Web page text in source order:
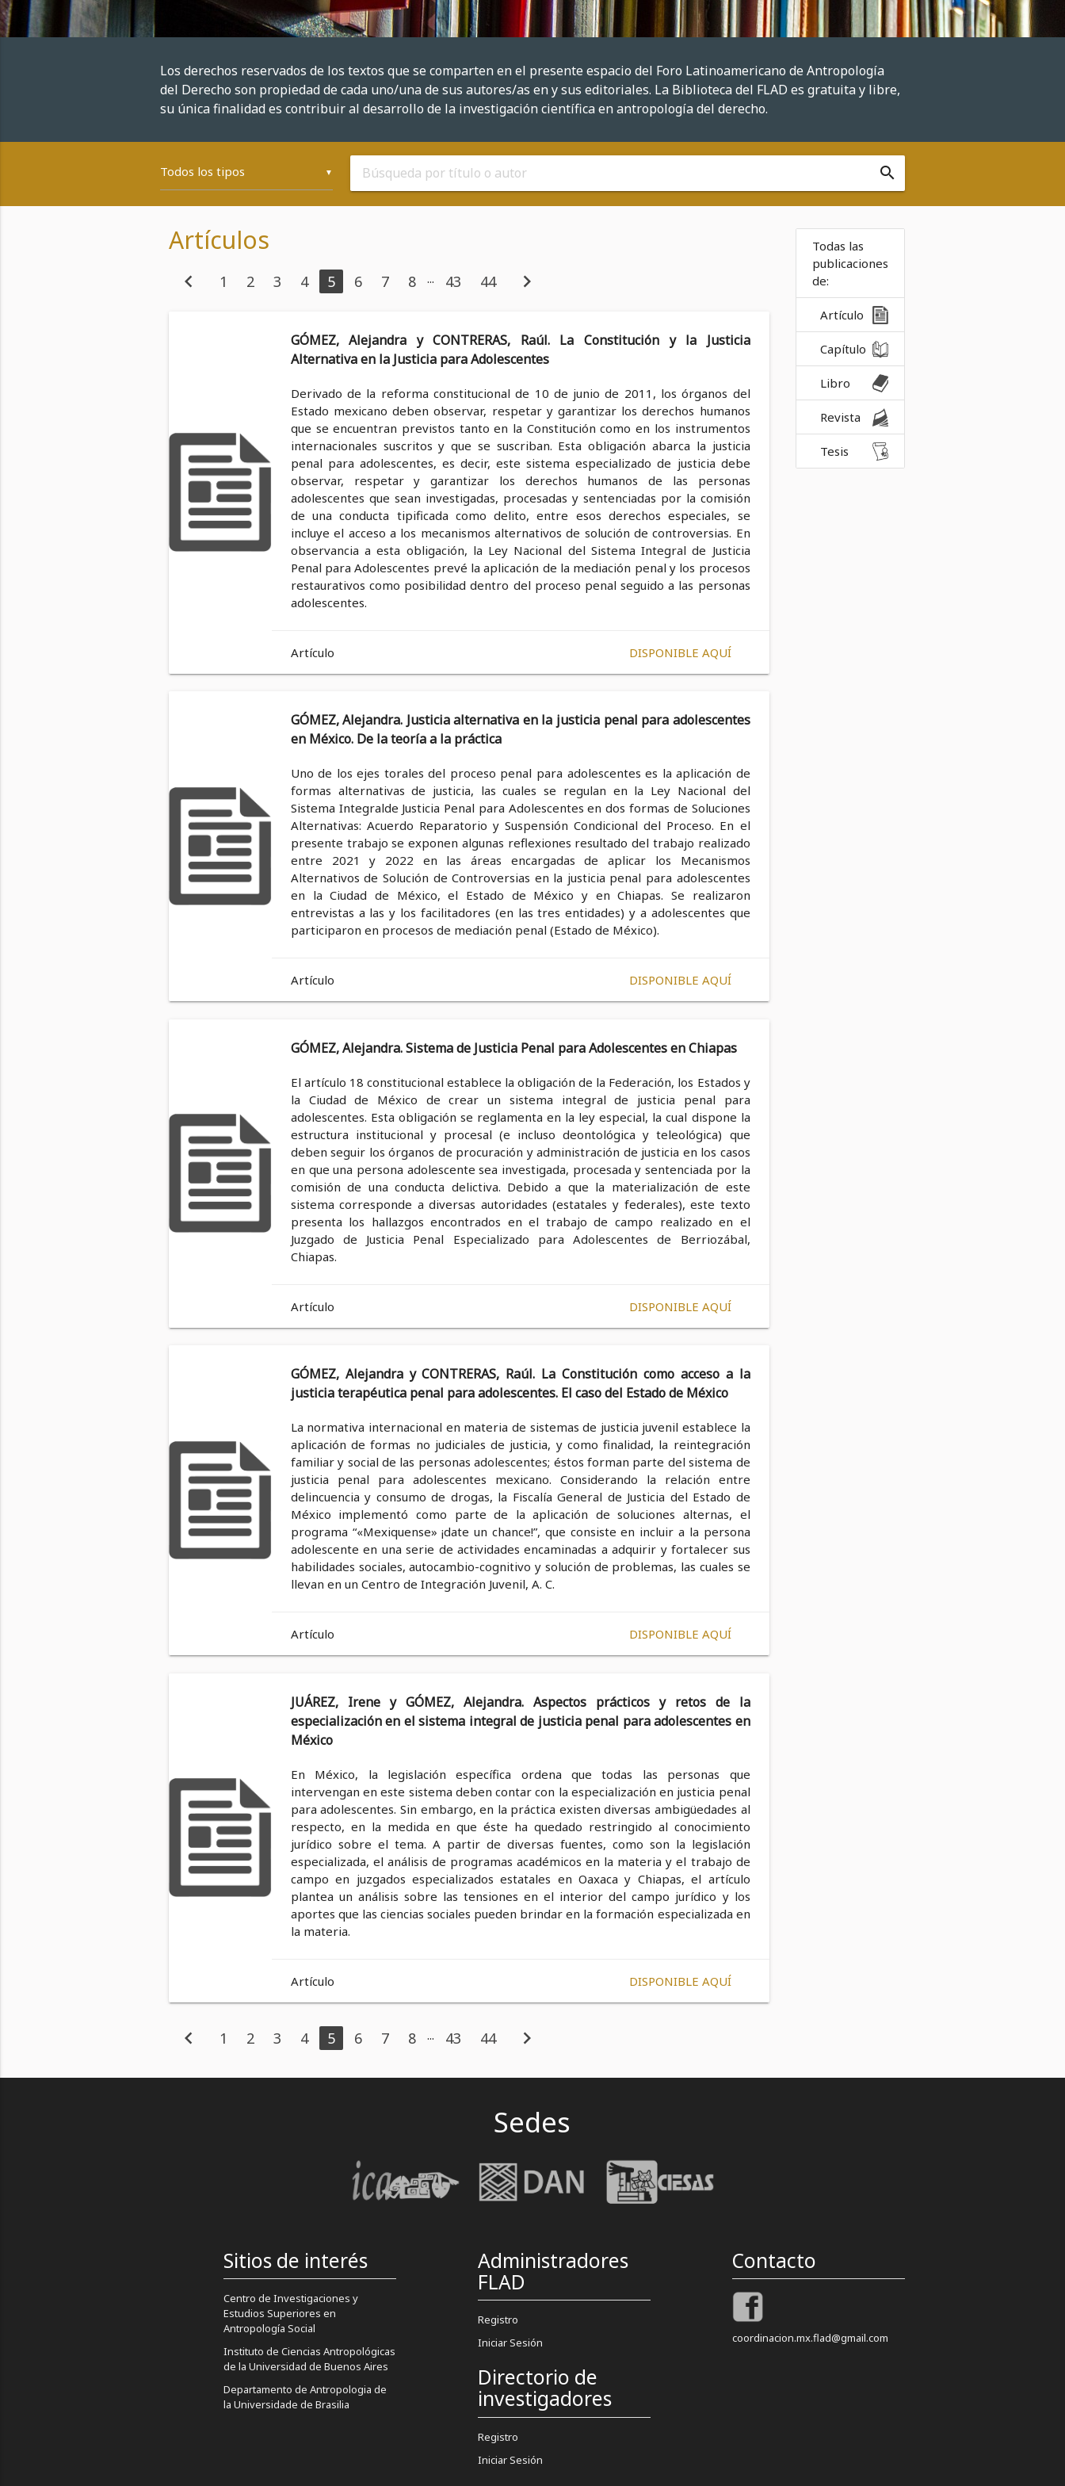
Los derechos reservados de los textos que se comparten en el presente espacio del Foro Latinoamericano de Antropología
del Derecho son propiedad de cada uno/una de sus autores/as en y sus editoriales. La Biblioteca del FLAD es gratuita y libre,
su única finalidad es contribuir al desarrollo de la investigación científica en antropología del derecho.
▼ search
Artículos
chevron_left 1 2 3 4 5 6 7 8 ... 43 44 chevron_right
GÓMEZ, Alejandra y CONTRERAS, Raúl. La Constitución y la Justicia
Alternativa en la Justicia para Adolescentes
Derivado de la reforma constitucional de 10 de junio de 2011, los órganos del
Estado mexicano deben observar, respetar y garantizar los derechos humanos
que se encuentran previstos tanto en la Constitución como en los instrumentos
internacionales suscritos y que se suscriban. Esta obligación abarca la justicia
penal para adolescentes, es decir, este sistema especializado de justicia debe
observar, respetar y garantizar los derechos humanos de las personas
adolescentes que sean investigadas, procesadas y sentenciadas por la comisión
de una conducta tipificada como delito, entre esos derechos especiales, se
incluye el acceso a los mecanismos alternativos de solución de controversias. En
observancia a esta obligación, la Ley Nacional del Sistema Integral de Justicia
Penal para Adolescentes prevé la aplicación de la mediación penal y los procesos
restaurativos como posibilidad dentro del proceso penal seguido a las personas
adolescentes.
Artículo DISPONIBLE AQUÍ
GÓMEZ, Alejandra. Justicia alternativa en la justicia penal para adolescentes
en México. De la teoría a la práctica
Uno de los ejes torales del proceso penal para adolescentes es la aplicación de
formas alternativas de justicia, las cuales se regulan en la Ley Nacional del
Sistema Integralde Justicia Penal para Adolescentes en dos formas de Soluciones
Alternativas: Acuerdo Reparatorio y Suspensión Condicional del Proceso. En el
presente trabajo se exponen algunas reflexiones resultado del trabajo realizado
entre 2021 y 2022 en las áreas encargadas de aplicar los Mecanismos
Alternativos de Solución de Controversias en la justicia penal para adolescentes
en la Ciudad de México, el Estado de México y en Chiapas. Se realizaron
entrevistas a las y los facilitadores (en las tres entidades) y a adolescentes que
participaron en procesos de mediación penal (Estado de México).
Artículo DISPONIBLE AQUÍ
GÓMEZ, Alejandra. Sistema de Justicia Penal para Adolescentes en Chiapas
El artículo 18 constitucional establece la obligación de la Federación, los Estados y
la Ciudad de México de crear un sistema integral de justicia penal para
adolescentes. Esta obligación se reglamenta en la ley especial, la cual dispone la
estructura institucional y procesal (e incluso deontológica y teleológica) que
deben seguir los órganos de procuración y administración de justicia en los casos
en que una persona adolescente sea investigada, procesada y sentenciada por la
comisión de una conducta delictiva. Debido a que la materialización de este
sistema corresponde a diversas autoridades (estatales y federales), este texto
presenta los hallazgos encontrados en el trabajo de campo realizado en el
Juzgado de Justicia Penal Especializado para Adolescentes de Berriozábal,
Chiapas.
Artículo DISPONIBLE AQUÍ
GÓMEZ, Alejandra y CONTRERAS, Raúl. La Constitución como acceso a la
justicia terapéutica penal para adolescentes. El caso del Estado de México
La normativa internacional en materia de sistemas de justicia juvenil establece la
aplicación de formas no judiciales de justicia, y como finalidad, la reintegración
familiar y social de las personas adolescentes; éstos forman parte del sistema de
justicia penal para adolescentes mexicano. Considerando la relación entre
delincuencia y consumo de drogas, la Fiscalía General de Justicia del Estado de
México implementó como parte de la aplicación de soluciones alternas, el
programa “«Mexiquense» ¡date un chance!”, que consiste en incluir a la persona
adolescente en una serie de actividades encaminadas a adquirir y fortalecer sus
habilidades sociales, autocambio-cognitivo y solución de problemas, las cuales se
llevan en un Centro de Integración Juvenil, A. C.
Artículo DISPONIBLE AQUÍ
JUÁREZ, Irene y GÓMEZ, Alejandra. Aspectos prácticos y retos de la
especialización en el sistema integral de justicia penal para adolescentes en
México
En México, la legislación específica ordena que todas las personas que
intervengan en este sistema deben contar con la especialización en justicia penal
para adolescentes. Sin embargo, en la práctica existen diversas ambigüedades al
respecto, en la medida en que éste ha quedado restringido al conocimiento
jurídico sobre el tema. A partir de diversas fuentes, como son la legislación
especializada, el análisis de programas académicos en la materia y el trabajo de
campo en juzgados especializados estatales en Oaxaca y Chiapas, el artículo
plantea un análisis sobre las tensiones en el interior del campo jurídico y los
aportes que las ciencias sociales pueden brindar en la formación especializada en
la materia.
Artículo DISPONIBLE AQUÍ
chevron_left 1 2 3 4 5 6 7 8 ... 43 44 chevron_right
Todas las
publicaciones
de:
Artículo
Capítulo
Libro
Revista
Tesis
Sedes
Sitios de interés
Centro de Investigaciones y
Estudios Superiores en
Antropología Social
Instituto de Ciencias Antropológicas
de la Universidad de Buenos Aires
Departamento de Antropologia de
la Universidade de Brasilia
Administradores
FLAD
Registro
Iniciar Sesión
Directorio de
investigadores
Registro
Iniciar Sesión
Contacto
coordinacion.mx.flad@gmail.com